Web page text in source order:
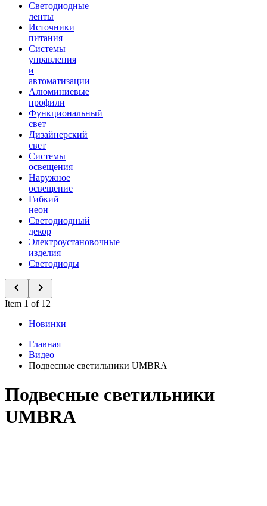
Светодиодные
ленты
Источники
питания
Системы
управления
и
автоматизации
Алюминиевые
профили
Функциональный
свет
Дизайнерский
свет
Системы
освещения
Наружное
освещение
Гибкий
неон
Светодиодный
декор
Электроустановочные
изделия
Светодиоды
Item 1 of 12
Новинки
Главная
Видео
Подвесные светильники UMBRA
Подвесные светильники
UMBRA